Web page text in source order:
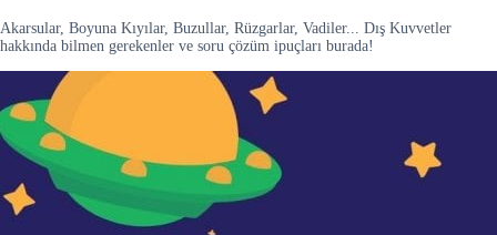
Akarsular, Boyuna Kıyılar, Buzullar, Rüzgarlar, Vadiler... Dış Kuvvetler
hakkında bilmen gerekenler ve soru çözüm ipuçları burada!